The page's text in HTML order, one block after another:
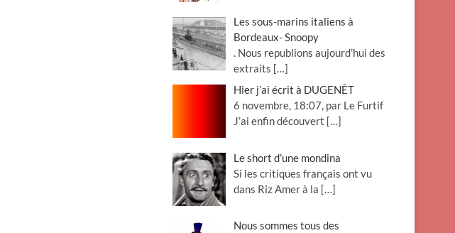
Les sous-marins italiens à
Bordeaux- Snoopy
. Nous republions aujourd’hui des
extraits […]
Hier j’ai écrit à DUGENÊT
6 novembre, 18:07, par Le Furtif
J’ai enfin découvert […]
Le short d’une mondina
Si les critiques français ont vu
dans Riz Amer à la […]
Nous sommes tous des